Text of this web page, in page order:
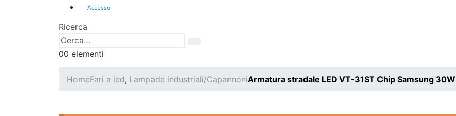
Accesso
Ricerca
00 elementi
HomeFari a led, Lampade industriali/CapannoniArmatura stradale LED VT-31ST Chip Samsung 30W